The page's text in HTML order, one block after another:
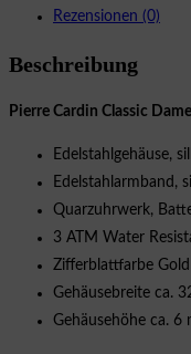
Rezensionen (0)
Beschreibung
Pierre Cardin Classic
Edelstahlgehäuse,
Edelstahlarmband,
Quarzuhrwerk,
3 ATM Water
Zifferblattfarbe Gold
Gehäusebreite ca.
Gehäusehöhe ca. 6